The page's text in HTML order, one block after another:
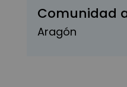
Comunidad
Aragón